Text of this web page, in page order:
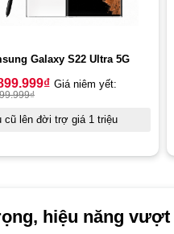
Galaxy S22 Ultra 5G
₫ Giá niêm yết:
₫
cũ lên đời trợ giá 1 triệu
hiệu năng